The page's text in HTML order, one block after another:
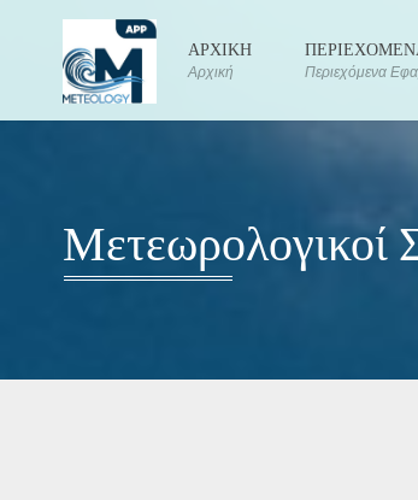
ΑΡΧΙΚΗ
Αρχική Περιεχόμενα
Μετεωρολογικοί